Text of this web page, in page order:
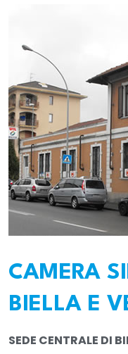
CAMERA
BIELLA E
SEDE CENTRALE DI